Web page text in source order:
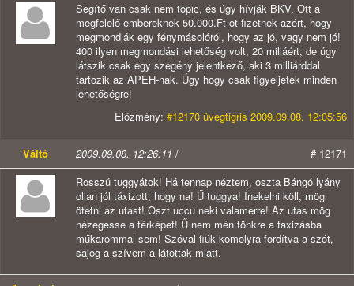
Segítő van csak nem topic, és úgy hívják BKV. Ott a
megfelelő embereknek 50.000.Ft-ot fizetnek azért, hogy
megmondják egy fénymásolóról, hogy az jó, vagy nem jó!
400 ilyen megmondási lehetőség volt, 20 milláért, de úgy
látszik csak egy szegény jelentkező, aki 3 milliárddal
tartozik az APEH-nak. Úgy hogy csak figyeljetek minden
lehetőségre!
Előzmény: #12170 üvegtigris 2009.09.08. 12:05:56
Váltó 2009.09.08. 12:26:11 /
# 12171
Rosszú tuggyátok! Há tennap néztem, oszta Bángó lyány
ollan jól táxizott, hogy na! Ű tuggya! Ínekelni köll, mög
ötetni az utast! Oszt uccu neki valamerre! Az utas mög
nézegesse a térképet! Ű nem mén tönkre a taxizásba
műkarommal sem! Szóval fiúk komolyra fordítva a szót,
sajog a szívem a látottak miatt.